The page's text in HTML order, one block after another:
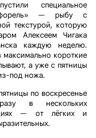
специальное
форель» — рыбу с
текстурой, которую
Алексеем Чигака
каждую неделю.
короткие
а уже с пятницы
под ножа.
по воскресенье
в нескольких
— от лёгких и